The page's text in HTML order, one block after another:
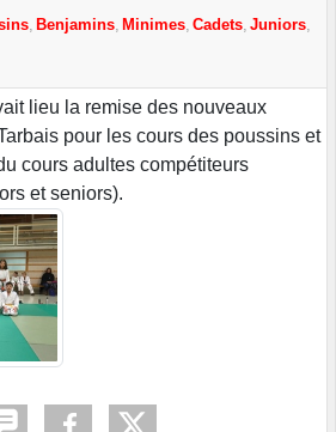
Benjamins Minimes Cadets Juniors
lieu la remise des nouveaux
pour les cours des poussins et
cours adultes compétiteurs
et seniors).